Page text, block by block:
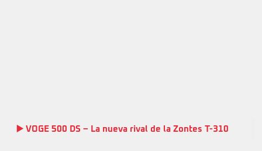
▶️ VOGE 500 DS – La nueva rival de la Zontes T-310